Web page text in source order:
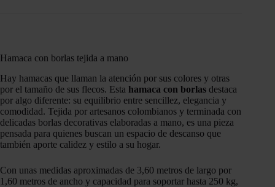
Hamaca con borlas tejida a mano
Hay hamacas que llaman la atención por sus colores y otras
por el tamaño de sus flecos. Esta hamaca con borlas destaca
por algo diferente: su equilibrio entre sencillez, elegancia y
comodidad. Tejida por artesanos colombianos y terminada con
delicadas borlas decorativas elaboradas a mano, es una pieza
pensada para quienes buscan un espacio de descanso que
también aporte calidez y estilo a su hogar.
Con unas medidas aproximadas de 3,60 metros de largo por
1,60 metros de ancho y capacidad para soportar hasta 250 kg,